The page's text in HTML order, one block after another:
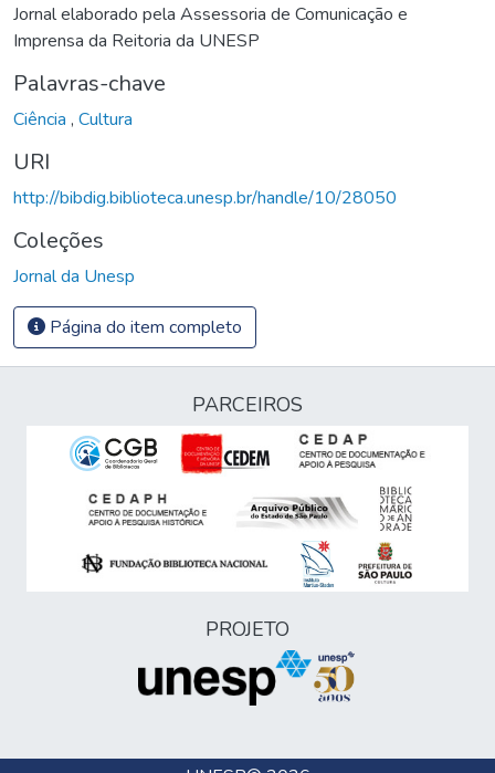
Jornal elaborado pela Assessoria de Comunicação e
Imprensa da Reitoria da UNESP
Palavras-chave
Ciência , Cultura
URI
http://bibdig.biblioteca.unesp.br/handle/10/28050
Coleções
Jornal da Unesp
Página do item completo
PARCEIROS
PROJETO